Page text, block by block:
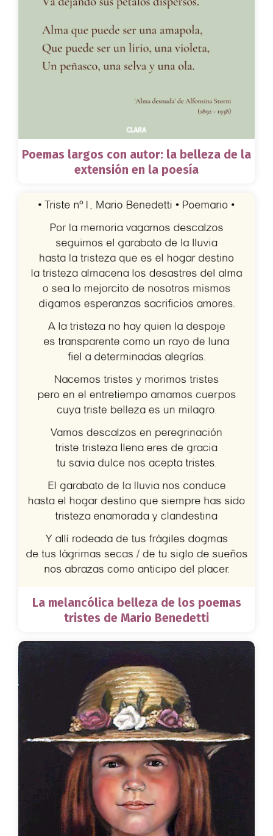
Poemas largos con autor: la belleza de la
extensión en la poesía
La melancólica belleza de los poemas
tristes de Mario Benedetti